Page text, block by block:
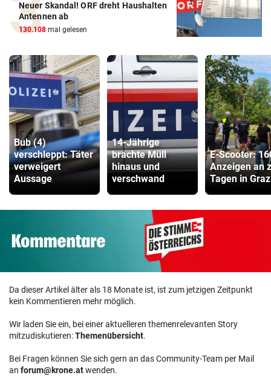
Neuer Skandal! ORF dreht Haushalten
Antennen ab
130.108 mal gelesen
Bub (4)
verschleppt: Täter
verweigert
Aussage
14-Jährige
brachte Müll
hinaus und
verschwand
E-Scooter:
Anzeigen an
Tagen in Graz
Da dieser Artikel älter als 18 Monate ist, ist zum jetzigen Zeitpunkt
kein Kommentieren mehr möglich.
Wir laden Sie ein, bei einer aktuelleren themenrelevanten Story
mitzudiskutieren:Themenübersicht.
Bei Fragen können Sie sich gern an das Community-Team per Mail
an forum@krone.atwenden.